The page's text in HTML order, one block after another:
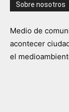
Sobre nosotros
Medio de
acontecer
el